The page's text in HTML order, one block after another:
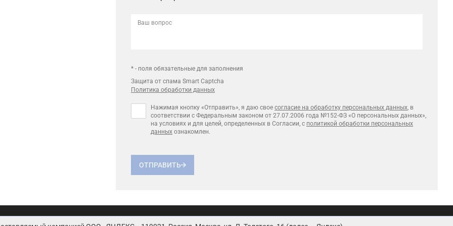
Ваш вопрос
* - поля обязательные для заполнения
Защита от спама Smart Captcha
Политика обработки данных
Нажимая кнопку «Отправить», я даю свое согласие на обработку персональных данных, в
соответствии с Федеральным законом от 27.07.2006 года №152-ФЗ «О персональных данных»,
на условиях и для целей, определенных в Согласии, с политикой обработки персональных
данных ознакомлен.
ОТПРАВИТЬ